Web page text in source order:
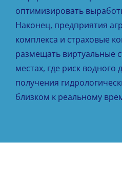
оптимизировать
Наконец, предприятия
комплекса и страховые
размещать виртуальные
местах, где риск водного
получения
близком к реальному